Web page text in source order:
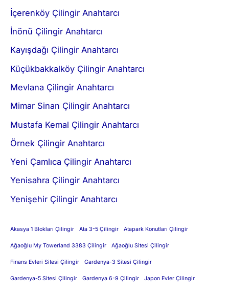
İçerenköy Çilingir Anahtarcı
İnönü Çilingir Anahtarcı
Kayışdağı Çilingir Anahtarcı
Küçükbakkalköy Çilingir Anahtarcı
Mevlana Çilingir Anahtarcı
Mimar Sinan Çilingir Anahtarcı
Mustafa Kemal Çilingir Anahtarcı
Örnek Çilingir Anahtarcı
Yeni Çamlıca Çilingir Anahtarcı
Yenisahra Çilingir Anahtarcı
Yenişehir Çilingir Anahtarcı
Akasya 1 Blokları Çilingir Ata 3-5 Çilingir Atapark Konutları Çilingir
Ağaoğlu My Towerland 3383 Çilingir Ağaoğlu Sitesi Çilingir
Finans Evleri Sitesi Çilingir Gardenya-3 Sitesi Çilingir
Gardenya-5 Sitesi Çilingir Gardenya 6-9 Çilingir Japon Evler Çilingir